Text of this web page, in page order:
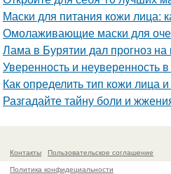
Маски для питания кожи лица:
Омолаживающие маски для
Лама в Бурятии дал прогноз
Уверенность и неуверенность
Как определить тип кожи лица
Разгадайте тайну боли и
Контакты
Пользовательское соглашение
Политика конфидециальности